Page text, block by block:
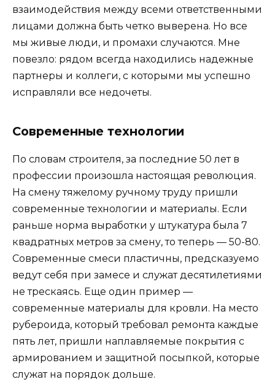
взаимодействия между всеми ответственными
лицами должна быть четко выверена. Но все
мы живые люди, и промахи случаются. Мне
повезло: рядом всегда находились надежные
партнеры и коллеги, с которыми мы успешно
исправляли все недочеты.
Современные технологии
По словам строителя, за последние 50 лет в
профессии произошла настоящая революция.
На смену тяжелому ручному труду пришли
современные технологии и материалы. Если
раньше норма выработки у штукатура была 7
квадратных метров за смену, то теперь — 50-80.
Современные смеси пластичны, предсказуемо
ведут себя при замесе и служат десятилетиями
не трескаясь. Еще один пример —
современные материалы для кровли. На место
рубероида, который требовал ремонта каждые
пять лет, пришли наплавляемые покрытия с
армированием и защитной посыпкой, которые
служат на порядок дольше.